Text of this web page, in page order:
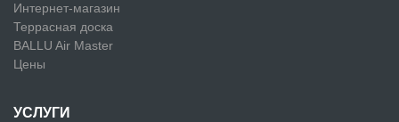
Интернет-магазин
Террасная доска
BALLU Air Master
Цены
УСЛУГИ